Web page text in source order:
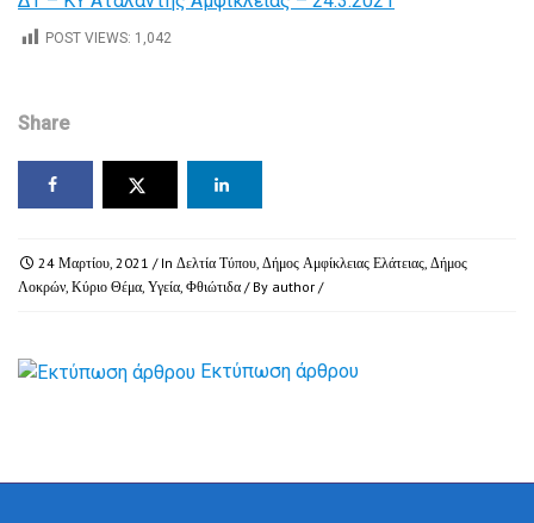
POST VIEWS: 1,042
Share
24 Μαρτίου, 2021 / In Δελτία Τύπου, Δήμος Αμφίκλειας Ελάτειας, Δήμος
Λοκρών, Κύριο Θέμα, Υγεία, Φθιώτιδα / By author /
Εκτύπωση άρθρου